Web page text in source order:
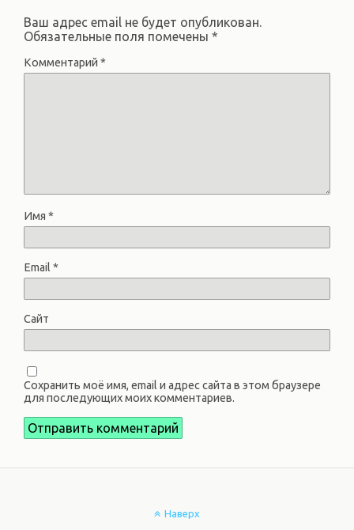
Ваш адрес email не будет опубликован.
Обязательные поля помечены *
Комментарий *
Имя *
Email *
Сайт
Сохранить моё имя, email и адрес сайта в этом браузере
для последующих моих комментариев.
Наверх